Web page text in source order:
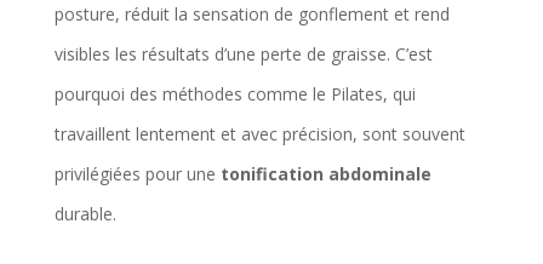
posture, réduit la sensation de gonflement et rend
visibles les résultats d’une perte de graisse. C’est
pourquoi des méthodes comme le Pilates, qui
travaillent lentement et avec précision, sont souvent
privilégiées pour une tonification abdominale
durable.